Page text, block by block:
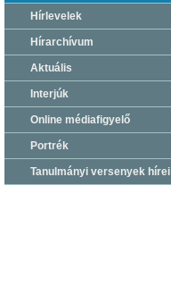
Hírlevelek
Hírarchívum
Aktuális
Interjúk
Online médiafigyelő
Portrék
Tanulmányi versenyek hírei